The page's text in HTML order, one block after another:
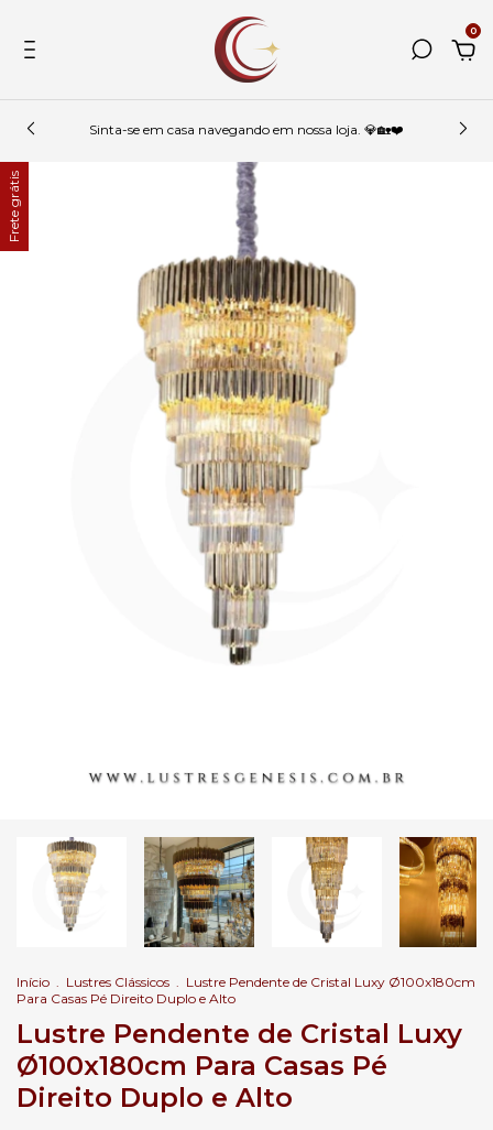
0
Sinta-se em casa navegando em nossa loja. 💎🏡❤️
Frete grátis
Início . Lustres Clássicos . Lustre Pendente de Cristal Luxy Ø100x180cm
Para Casas Pé Direito Duplo e Alto
Lustre Pendente de Cristal Luxy
Ø100x180cm Para Casas Pé
Direito Duplo e Alto